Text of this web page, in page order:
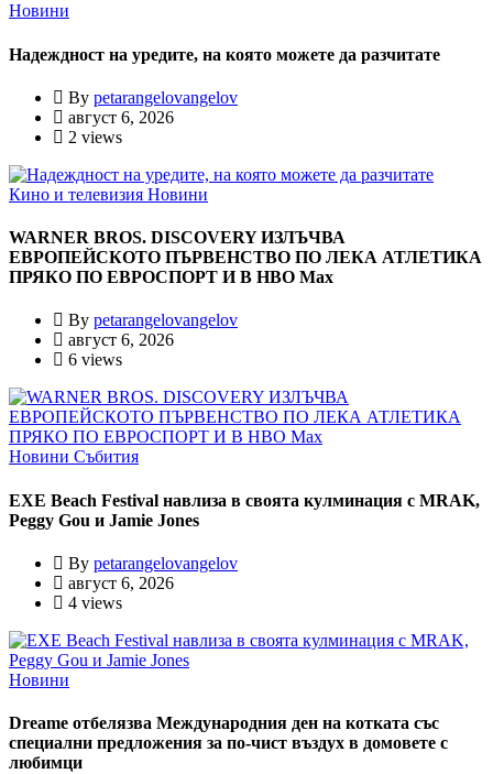
Новини
Надеждност на уредите, на която можете да разчитате
By petarangelovangelov
август 6, 2026
2 views
Кино и телевизия Новини
WARNER BROS. DISCOVERY ИЗЛЪЧВА
ЕВРОПЕЙСКОТО ПЪРВЕНСТВО ПО ЛЕКА АТЛЕТИКА
ПРЯКО ПО ЕВРОСПОРТ И В НВО Мах
By petarangelovangelov
август 6, 2026
6 views
Новини Събития
EXE Beach Festival навлиза в своята кулминация с MRAK,
Peggy Gou и Jamie Jones
By petarangelovangelov
август 6, 2026
4 views
Новини
Dreame отбелязва Международния ден на котката със
специални предложения за по-чист въздух в домовете с
любимци